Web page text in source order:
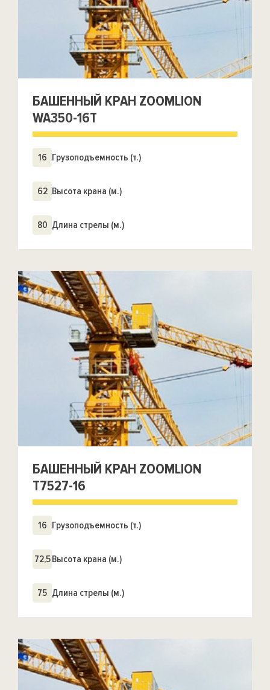
БАШЕННЫЙ КРАН ZOOMLION
WA350-16T
16 Грузоподъемность (т.)
62 Высота крана (м.)
80 Длина стрелы (м.)
БАШЕННЫЙ КРАН ZOOMLION
Т7527-16
16 Грузоподъемность (т.)
72,5Высота крана (м.)
75 Длина стрелы (м.)